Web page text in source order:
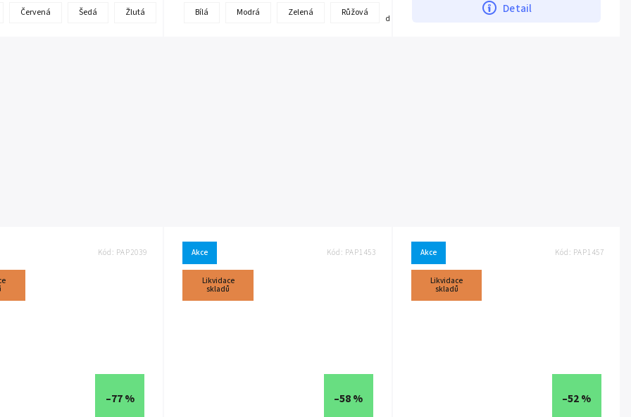
Červená Šedá Žlutá Bílá Modrá Zelená Růžová
další
Detail
–77 %
Kód: PAP2039 Akce
Likvidace
skladů
–58 %
Kód: PAP1453 Akce
Likvidace
skladů
–52 %
Kód: PAP1457